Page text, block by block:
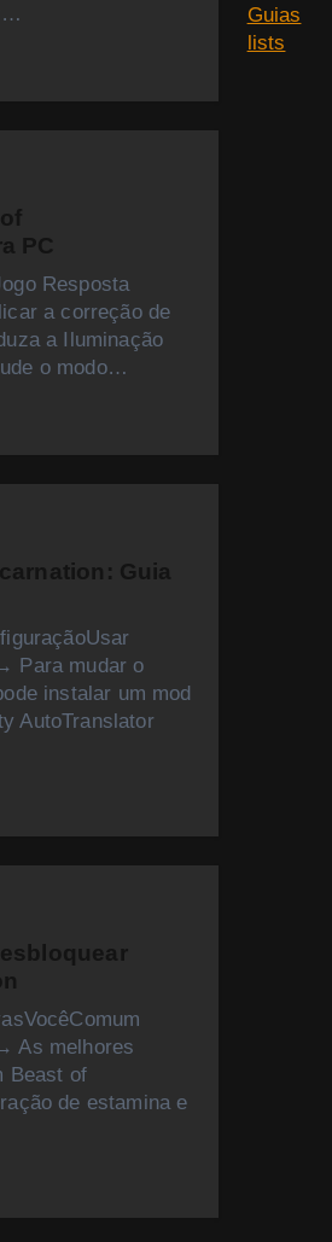
PC
Resposta
a correção de
a Iluminação
o modo…
Guia
Para mudar o
instalar um mod
AutoTranslator
As melhores
Beast of
de estamina e
Guias
lists